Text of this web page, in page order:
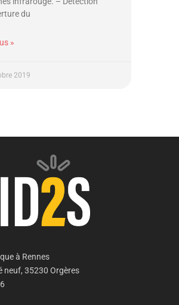
du
»
2019
à Rennes
neuf, 35230 Orgères